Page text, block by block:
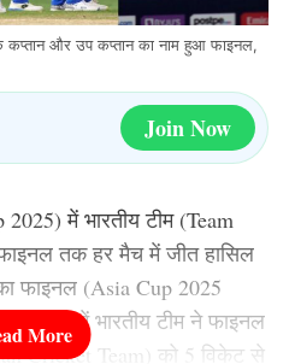
और उप कप्तान का नाम हुआ फाइनल,
Join Now
में भारतीय टीम (Team
तक हर मैच में जीत हासिल
फाइनल (Asia Cup 2025
2025 में भारतीय टीम ने फाइनल
Cricket Team) को 5 विकेट से